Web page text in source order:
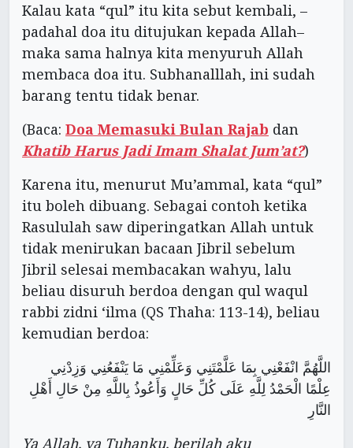
Kalau kata “qul” itu kita sebut kembali, –
padahal doa itu ditujukan kepada Allah–
maka sama halnya kita menyuruh Allah
membaca doa itu. Subhanalllah, ini sudah
barang tentu tidak benar.
(Baca: Doa Memasuki Bulan Rajab dan
Khatib Harus Jadi Imam Shalat Jum’at?)
Karena itu, menurut Mu’ammal, kata “qul”
itu boleh dibuang. Sebagai contoh ketika
Rasululah saw diperingatkan Allah untuk
tidak menirukan bacaan Jibril sebelum
Jibril selesai membacakan wahyu, lalu
beliau disuruh berdoa dengan qul waqul
rabbi zidni ‘ilma (QS Thaha: 113-14), beliau
kemudian berdoa:
اللَّهُمَّ انْفَعْنِي بِمَا عَلَّمْتَنِي وَعَلِّمْنِي مَا يَنْفَعُنِي وَزِدْنِي
عِلْمًا الْحَمْدُ لِلَّهِ عَلَى كُلِّ حَالٍ وَأَعُوذُ بِاللَّهِ مِنْ حَالِ أَهْلِ
النَّارِ
Ya Allah, ya Tuhanku, berilah aku